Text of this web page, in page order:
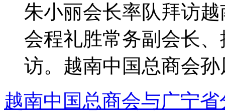
朱小丽会长率队拜访
会程礼胜常务副会长
访。越南中国总商会
越南中国总商会与广宁